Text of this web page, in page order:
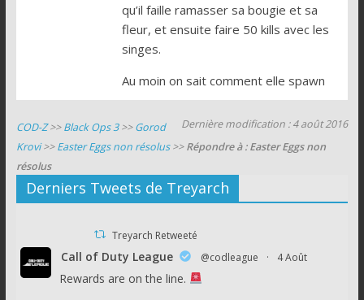
qu’il faille ramasser sa bougie et sa
fleur, et ensuite faire 50 kills avec les
singes.
Au moin on sait comment elle spawn
Dernière modification : 4 août 2016
COD-Z>>Black Ops 3>>Gorod
Krovi>>Easter Eggs non résolus>>Répondre à : Easter Eggs non
résolus
Derniers Tweets de Treyarch
Treyarch Retweeté
Call of Duty League @codleague · 4 Août
Rewards are on the line.